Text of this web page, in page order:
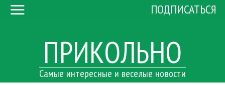
ПРИКОЛЬНО
Самые интересные и веселые новости
ПОДПИСАТЬСЯ